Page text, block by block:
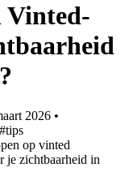
Vinted-
2026 •
#tips
op vinted